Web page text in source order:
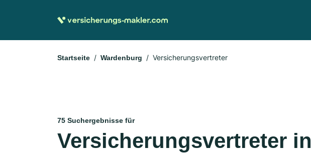
Startseite Wardenburg Versicherungsvertreter
75 Suchergebnisse für
Versicherungsvertreter in